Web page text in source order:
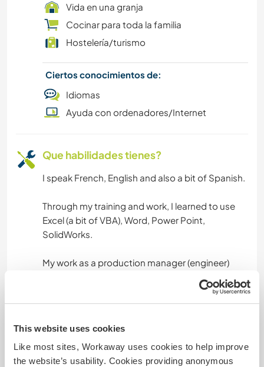
This website uses cookies
Like most sites, Workaway uses cookies to help improve
the website’s usability. Cookies providing anonymous
Vida en una granja
Cocinar para toda la familia
Hostelería/turismo
Ciertos conocimientos de:
Idiomas
Ayuda con ordenadores/Internet
Que habilidades tienes?
I speak French, English and also a bit of Spanish.
Through my training and work, I learned to use
Excel (a bit of VBA), Word, Power Point,
SolidWorks.
My work as a production manager (engineer)
taught me a lot about management, giving tasks
and missions, developing a technical expertise,
solving machine breakdown, making all the
requirements are met, improving continuously
the quality of both the work conditions and the
production.